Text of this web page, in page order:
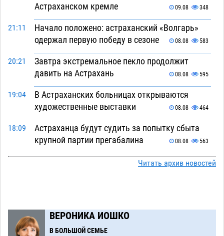
Астраханском кремле
09.08 348
21:11
Начало положено: астраханский «Волгарь»
одержал первую победу в сезоне
08.08 583
20:21
Завтра экстремальное пекло продолжит
давить на Астрахань
08.08 595
19:04
В Астраханских больницах открываются
художественные выставки
08.08 464
18:09
Астраханца будут судить за попытку сбыта
крупной партии прегабалина
08.08 563
Игорь Мартынов вручил награды тренерам и
юбилей
Читать архив новостей
ВЕРОНИКА ИОШКО
В БОЛЬШОЙ СЕМЬЕ